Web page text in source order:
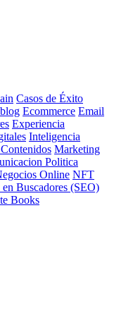
Casos de Éxito
Ecommerce Email
Experiencia
Inteligencia
Marketing
Politica
Online NFT
Buscadores (SEO)
Books